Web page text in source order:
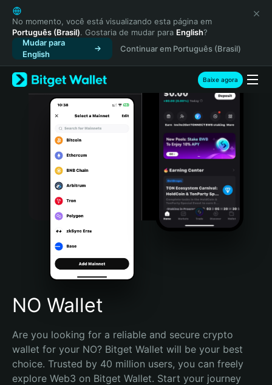
English
日本語
Tiếng Việt
Русский
Español (Latinoamérica)
Türkçe
Italiano
Português (Portugal)
Bahasa Indonesia
Português (Brasil)
Español (Argentina)
No momento, você está visualizando esta página em
Português (Brasil). Gostaria de mudar para English?
Mudar para
English
Continuar em Português (Brasil)
Baixe agora
NO Wallet
Are you looking for a reliable and secure crypto
wallet for your NO? Bitget Wallet will be your best
choice. Trusted by 40 million users, you can freely
explore Web3 on Bitget Wallet. Start your journey